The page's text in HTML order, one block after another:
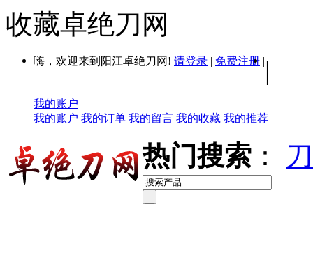
收藏卓绝刀网
嗨，欢迎来到阳江卓绝刀网! 请登录 | 免费注册 | |
我的账户
我的账户 我的订单 我的留言 我的收藏 我的推荐
热门搜索 ：